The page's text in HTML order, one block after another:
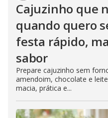
Cajuzinho que
quando quero
festa rápido,
sabor
Prepare cajuzinho sem
amendoim, chocolate e
macia, prática e...